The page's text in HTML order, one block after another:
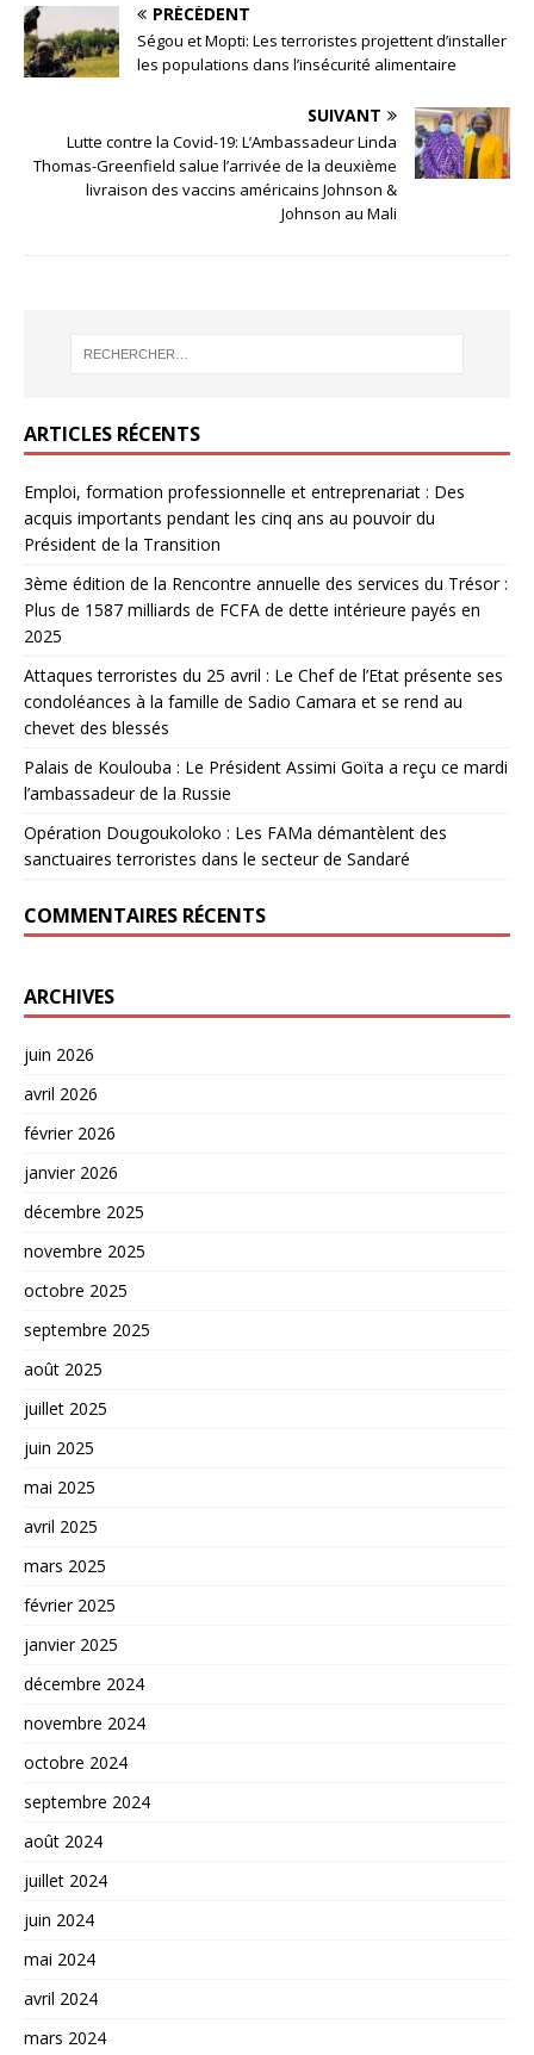
PRÉCÉDENT
Ségou et Mopti: Les terroristes projettent d’installer
les populations dans l’insécurité alimentaire
SUIVANT
Lutte contre la Covid-19: L’Ambassadeur Linda
Thomas-Greenfield salue l’arrivée de la deuxième
livraison des vaccins américains Johnson &
Johnson au Mali
ARTICLES RÉCENTS
Emploi, formation professionnelle et entreprenariat : Des
acquis importants pendant les cinq ans au pouvoir du
Président de la Transition
3ème édition de la Rencontre annuelle des services du Trésor :
Plus de 1587 milliards de FCFA de dette intérieure payés en
2025
Attaques terroristes du 25 avril : Le Chef de l’Etat présente ses
condoléances à la famille de Sadio Camara et se rend au
chevet des blessés
Palais de Koulouba : Le Président Assimi Goïta a reçu ce mardi
l’ambassadeur de la Russie
Opération Dougoukoloko : Les FAMa démantèlent des
sanctuaires terroristes dans le secteur de Sandaré
COMMENTAIRES RÉCENTS
ARCHIVES
juin 2026
avril 2026
février 2026
janvier 2026
décembre 2025
novembre 2025
octobre 2025
septembre 2025
août 2025
juillet 2025
juin 2025
mai 2025
avril 2025
mars 2025
février 2025
janvier 2025
décembre 2024
novembre 2024
octobre 2024
septembre 2024
août 2024
juillet 2024
juin 2024
mai 2024
avril 2024
mars 2024